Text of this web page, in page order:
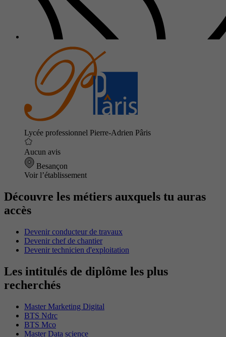
Lycée professionnel Pierre-Adrien Pâris
Aucun avis
Besançon
Voir l’établissement
Découvre les métiers auxquels tu auras
accès
Devenir conducteur de travaux
Devenir chef de chantier
Devenir technicien d'exploitation
Les intitulés de diplôme les plus
recherchés
Master Marketing Digital
BTS Ndrc
BTS Mco
Master Data science